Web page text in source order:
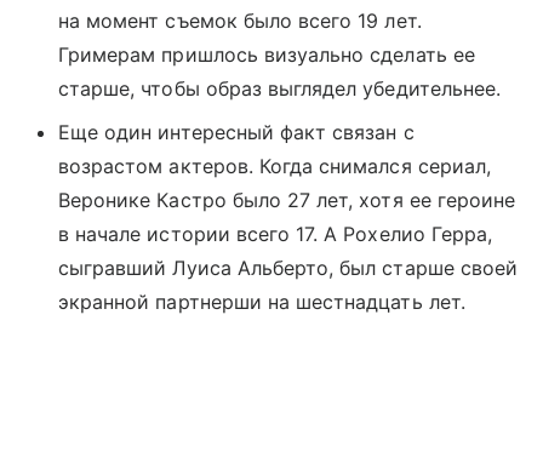
на момент съемок было всего 19 лет.
Гримерам пришлось визуально сделать ее
старше, чтобы образ выглядел убедительнее.
Еще один интересный факт связан с
возрастом актеров. Когда снимался сериал,
Веронике Кастро было 27 лет, хотя ее героине
в начале истории всего 17. А Рохелио Герра,
сыгравший Луиса Альберто, был старше своей
экранной партнерши на шестнадцать лет.